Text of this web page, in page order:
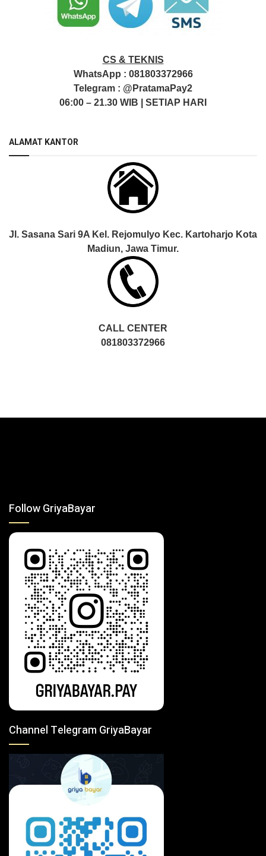
CS & TEKNIS
WhatsApp : 081803372966
Telegram : @PratamaPay2
06:00 – 21.30 WIB | SETIAP HARI
ALAMAT KANTOR
Jl. Sasana Sari 9A Kel. Rejomulyo Kec. Kartoharjo Kota
Madiun, Jawa Timur.
CALL CENTER
081803372966
Follow GriyaBayar
Channel Telegram GriyaBayar